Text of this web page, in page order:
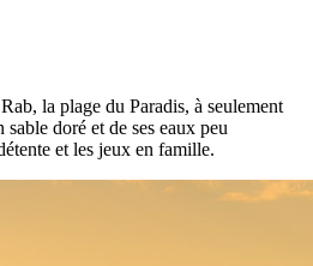
la plage du Paradis, à seulement
doré et de ses eaux peu
et les jeux en famille.